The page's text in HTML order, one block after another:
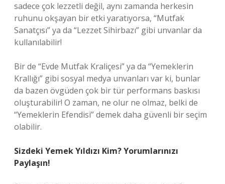
sadece çok lezzetli değil, aynı zamanda herkesin
ruhunu okşayan bir etki yaratıyorsa, “Mutfak
Sanatçısı” ya da “Lezzet Sihirbazı” gibi unvanlar da
kullanılabilir!
Bir de “Evde Mutfak Kraliçesi” ya da “Yemeklerin
Krallığı” gibi sosyal medya unvanları var ki, bunlar
da bazen övgüden çok bir tür performans baskısı
oluşturabilir! O zaman, ne olur ne olmaz, belki de
“Yemeklerin Efendisi” demek daha güvenli bir seçim
olabilir.
Sizdeki Yemek Yıldızı Kim? Yorumlarınızı
Paylaşın!